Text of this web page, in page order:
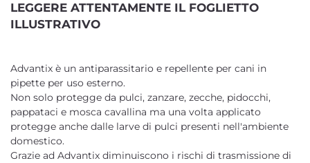
LEGGERE ATTENTAMENTE IL FOGLIETTO
ILLUSTRATIVO
Advantix è un antiparassitario e repellente per cani in
pipette per uso esterno.
Non solo protegge da pulci, zanzare, zecche, pidocchi,
pappataci e mosca cavallina ma una volta applicato
protegge anche dalle larve di pulci presenti nell'ambiente
domestico.
Grazie ad Advantix diminuiscono i rischi di trasmissione di